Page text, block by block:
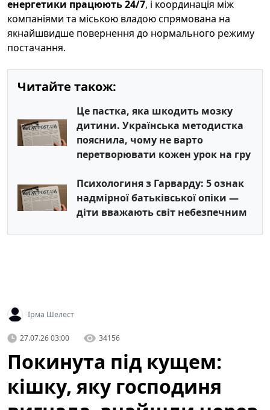
енергетики працюють 24/7, і координація між
компаніями та міською владою спрямована на
якнайшвидше повернення до нормального режиму
постачання.
Читайте також:
Це пастка, яка шкодить мозку
дитини. Українська методистка
пояснила, чому не варто
перетворювати кожен урок на гру
Психологиня з Гарварду: 5 ознак
надмірної батьківської опіки —
діти вважають світ небезпечним
Ірма Шелест
27.07.26 03:00 34156
Покинута під кущем:
кішку, яку господиня